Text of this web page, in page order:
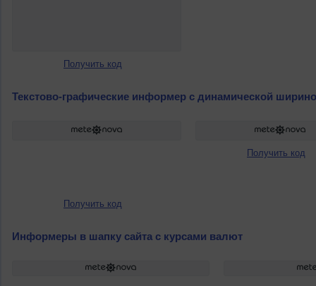
Получить код
Текстово-графические информер с динамической
Получить код
Получить код
Информеры в шапку сайта с курсами валют